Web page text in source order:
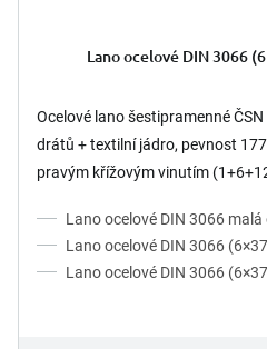
Lano ocelové DIN 3066
Ocelové lano šestipramenné
drátů + textilní jádro, pevnost
pravým křížovým vinutím
Lano ocelové DIN 3066 malá
Lano ocelové DIN 3066
Lano ocelové DIN 3066